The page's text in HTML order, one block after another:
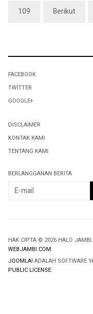
109 Berikut
FACEBOOK
TWITTER
GOOGLE+
DISCLAIMER
KONTAK KAMI
TENTANG KAMI
BERLANGGANAN BERITA
HAK CIPTA © 2026 HALO
WEBJAMBI.COM.
JOOMLA! ADALAH SOFTWARE
PUBLIC LICENSE.